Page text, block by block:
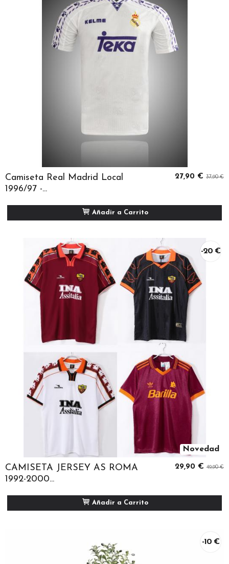
Camiseta Real Madrid Local
1996/97 -...
27,90 € 37,90 €
Añadir a Carrito
Novedad
-20 €
CAMISETA JERSEY AS ROMA
1992-2000...
29,90 € 49,90 €
Añadir a Carrito
-10 €